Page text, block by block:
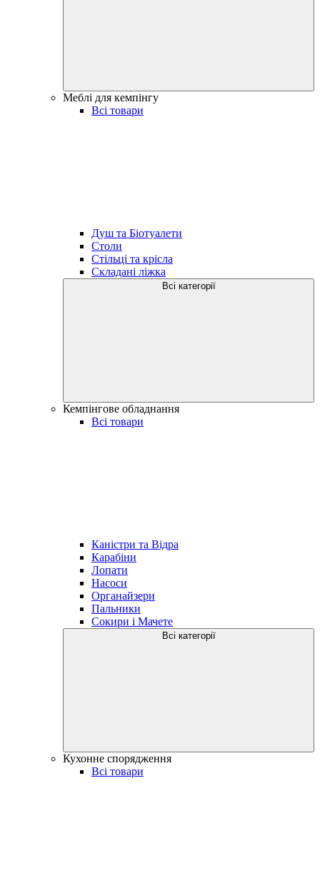
Меблі для кемпінгу
Всі товари
Душ та Біотуалети
Столи
Стільці та крісла
Складані ліжка
Всі категорії
Кемпінгове обладнання
Всі товари
Каністри та Відра
Карабіни
Лопати
Насоси
Органайзери
Пальники
Сокири і Мачете
Всі категорії
Кухонне спорядження
Всі товари